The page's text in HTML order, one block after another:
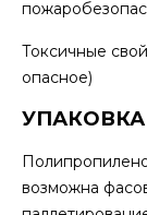
Токсичные
опасное)
УПАКОВКА
возможна